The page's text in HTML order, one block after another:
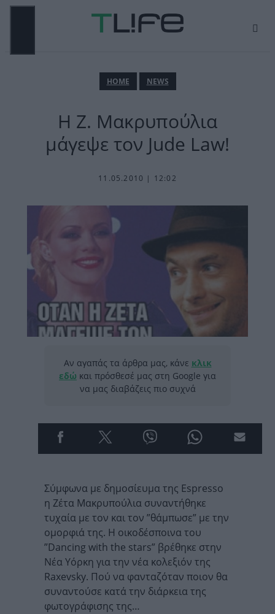
Μετάβαση
ΗΟΜΕ NEWS
Η Ζ. Μακρυπούλια
μάγεψε τον Jude Law!
11.05.2010 | 12:02
Αν αγαπάς τα άρθρα μας, κάνε κλικ
εδώ και πρόσθεσέ μας στη Google για
να μας διαβάζεις πιο συχνά
Σύμφωνα με δημοσίευμα της Espresso
η Ζέτα Μακρυπούλια συναντήθηκε
τυχαία με τον και τον ”θάμπωσε” με την
ομορφιά της. Η οικοδέσποινα του
”Dancing with the stars” βρέθηκε στην
Νέα Υόρκη για την νέα κολεξιόν της
Raxevsky. Πού να φανταζόταν ποιον θα
συναντούσε κατά την διάρκεια της
φωτογράφισης της…